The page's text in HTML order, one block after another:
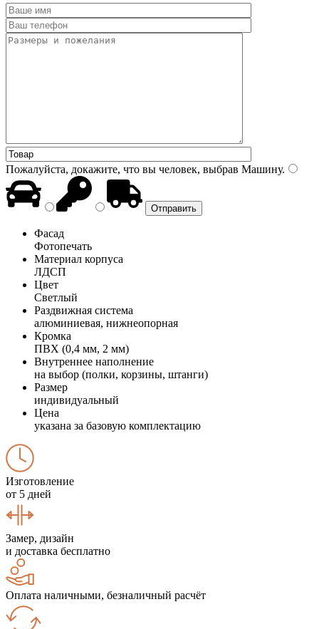
Пожалуйста, докажите, что вы человек, выбрав Машину.
Фасад
Фотопечать
Материал корпуса
ЛДСП
Цвет
Светлый
Раздвижная система
алюминиевая, нижнеопорная
Кромка
ПВХ (0,4 мм, 2 мм)
Внутреннее наполнение
на выбор (полки, корзины, штанги)
Размер
индивидуальный
Цена
указана за базовую комплектацию
Изготовление
от 5 дней
Замер, дизайн
и доставка бесплатно
Оплата наличными, безналичный расчёт